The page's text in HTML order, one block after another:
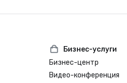
Бизнес-услуги
Бизнес-центр
Видео-конференция